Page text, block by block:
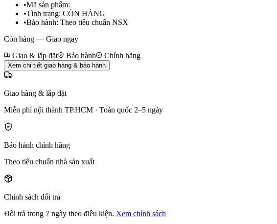
•Mã sản phẩm:
•Tình trạng: CÒN HÀNG
•Bảo hành: Theo tiêu chuẩn NSX
Còn hàng — Giao ngay
Giao & lắp đặt
Bảo hành Chính hãng
Xem chi tiết giao hàng & bảo hành
Giao hàng & lắp đặt
Miễn phí nội thành TP.HCM · Toàn quốc 2–5 ngày
Bảo hành chính hãng
Theo tiêu chuẩn nhà sản xuất
Chính sách đổi trả
Đổi trả trong 7 ngày theo điều kiện. Xem chính sách